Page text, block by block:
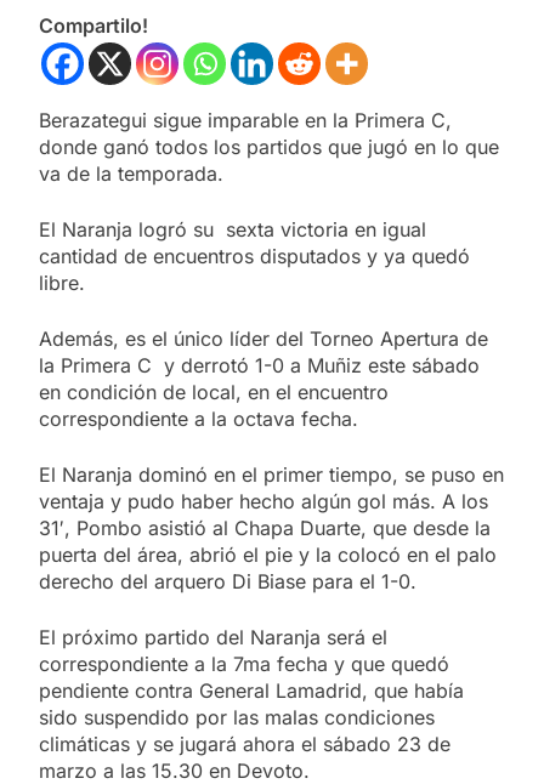
Compartilo!
Berazategui sigue imparable en la Primera C,
donde ganó todos los partidos que jugó en lo que
va de la temporada.
El Naranja logró su sexta victoria en igual
cantidad de encuentros disputados y ya quedó
libre.
Además, es el único líder del Torneo Apertura de
la Primera C y derrotó 1-0 a Muñiz este sábado
en condición de local, en el encuentro
correspondiente a la octava fecha.
El Naranja dominó en el primer tiempo, se puso en
ventaja y pudo haber hecho algún gol más. A los
31′, Pombo asistió al Chapa Duarte, que desde la
puerta del área, abrió el pie y la colocó en el palo
derecho del arquero Di Biase para el 1-0.
El próximo partido del Naranja será el
correspondiente a la 7ma fecha y que quedó
pendiente contra General Lamadrid, que había
sido suspendido por las malas condiciones
climáticas y se jugará ahora el sábado 23 de
marzo a las 15.30 en Devoto.